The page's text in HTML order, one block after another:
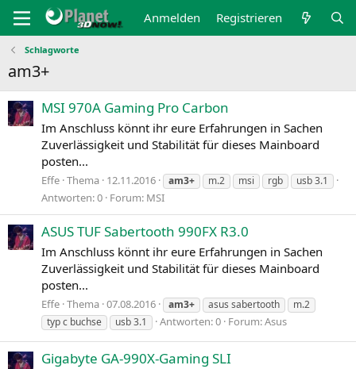
Anmelden Registrieren
Schlagworte
am3+
MSI 970A Gaming Pro Carbon
Im Anschluss könnt ihr eure Erfahrungen in Sachen
Zuverlässigkeit und Stabilität für dieses Mainboard
posten...
Effe Thema 12.11.2016 am3+ m.2 msi rgb usb 3.1
Antworten: 0 Forum: MSI
ASUS TUF Sabertooth 990FX R3.0
Im Anschluss könnt ihr eure Erfahrungen in Sachen
Zuverlässigkeit und Stabilität für dieses Mainboard
posten...
Effe Thema 07.08.2016 am3+ asus sabertooth
m.2
typ c buchse
usb 3.1 Antworten: 0 Forum:Asus
Gigabyte GA-990X-Gaming SLI